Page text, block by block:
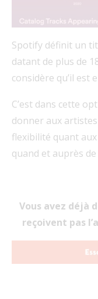
Spotify définit un
datant de plus de
considère qu’il est
C’est dans cette
donner aux
flexibilité quant
quand et auprès de
Vous avez déjà
reçoivent pas